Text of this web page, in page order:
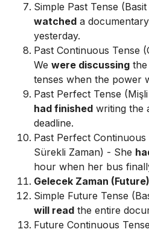
Simple Past Tense
watched a
yesterday.
Past Continuous Tense
We were discussing
tenses when the power
Past Perfect Tense
had finished writing the
deadline.
Past Perfect Continuous
Sürekli Zaman) - She
hour when her bus
Gelecek Zaman (Future)
Simple Future Tense
will read the entire
Future Continuous